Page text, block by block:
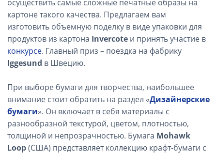
осуществить самые сложные печатные образы на
картоне такого качества. Предлагаем вам
изготовить объемную поделку в виде упаковки для
продуктов из картона Invercote и принять участие в
конкурсе. Главный приз – поездка на фабрику
Iggesund в Швецию.
При выборе бумаги для творчества, наибольшее
внимание стоит обратить на раздел «Дизайнерские
бумаги». Он включает в себя материалы с
разнообразной текстурой, цветом, плотностью,
толщиной и непрозрачностью. Бумага Mohawk
Loop(США) представляет коллекцию крафт-бумаги с